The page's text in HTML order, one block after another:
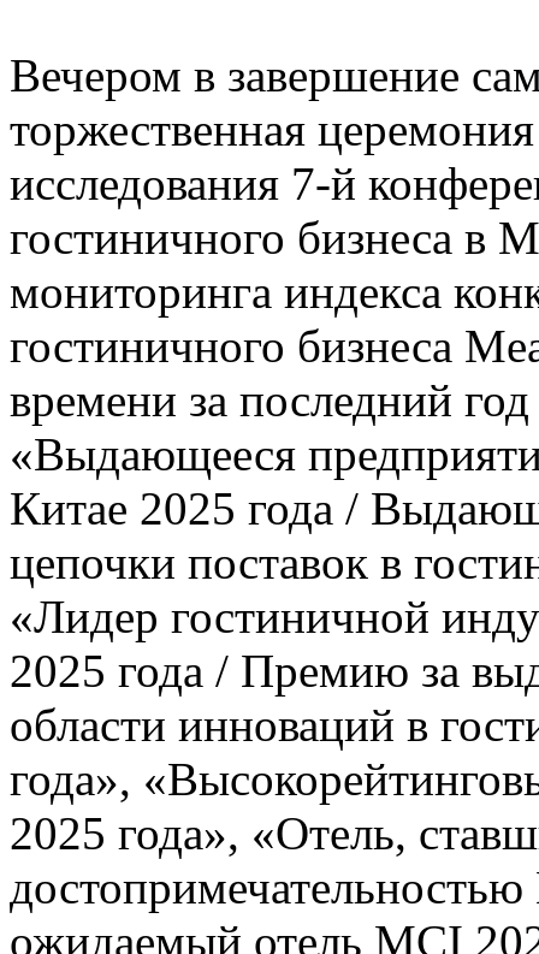
Вечером в завершение
торжественная
исследования 7-й
гостиничного бизнеса в
мониторинга индекса
гостиничного бизнеса
времени за последний
«Выдающееся
Китае 2025 года /
цепочки поставок в
«Лидер гостиничной
2025 года / Премию за
области инноваций в
года»,
2025 года», «Отель,
ожидаемый отель MCI